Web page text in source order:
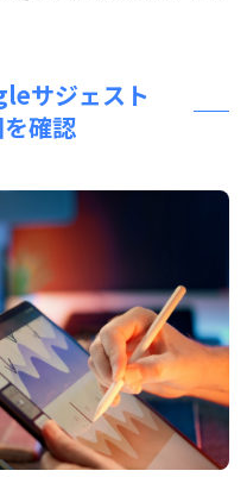
サジェスト
確認